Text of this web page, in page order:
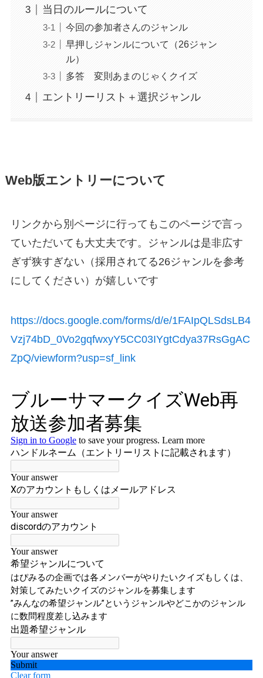
当日のルールについて
今回の参加者さんのジャンル
早押しジャンルについて（26ジャン
ル）
多答 変則あまのじゃくクイズ
エントリーリスト＋選択ジャンル
Web版エントリーについて
リンクから別ページに行ってもこのページで言っ
ていただいても大丈夫です。ジャンルは是非広す
ぎず狭すぎない（採用されてる26ジャンルを参考
にしてください）が嬉しいです
https://docs.google.com/forms/d/e/1FAIpQLSdsLB4
Vzj74bD_0Vo2gqfwxyY5CC03IYgtCdya37RsGgAC
ZpQ/viewform?usp=sf_link